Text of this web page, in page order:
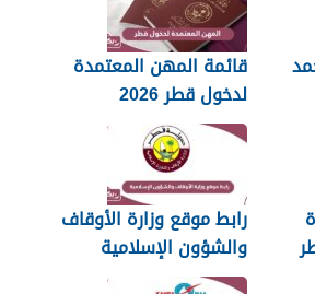
قائمة المهن المعتمدة
لدخول قطر 2026
رابط موقع وزارة الأوقاف
والشؤون الإسلامية
islam.gov.qa